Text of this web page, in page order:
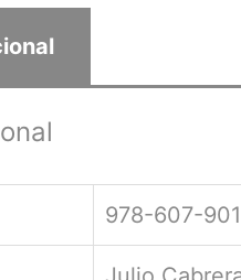
978-607-